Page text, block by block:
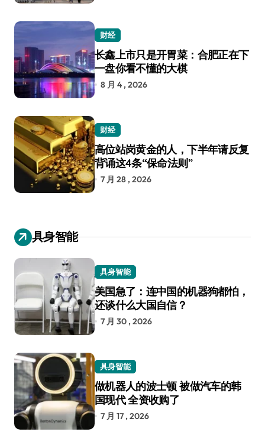
财经
长鑫上市只是开胃菜：合肥正在下
一盘你看不懂的大棋
8 月 4 , 2026
财经
高位站岗黄金的人，下半年请反复
背诵这4条“保命法则”
7 月 28 , 2026
具身智能
具身智能
美国急了：连中国的机器狗都怕，
还谈什么大国自信？
7 月 30 , 2026
具身智能
做机器人的波士顿 被做汽车的韩
国现代 全资收购了
7 月 17 , 2026